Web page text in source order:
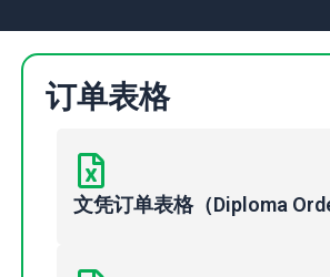
订单表格
文凭订单表格（Diploma